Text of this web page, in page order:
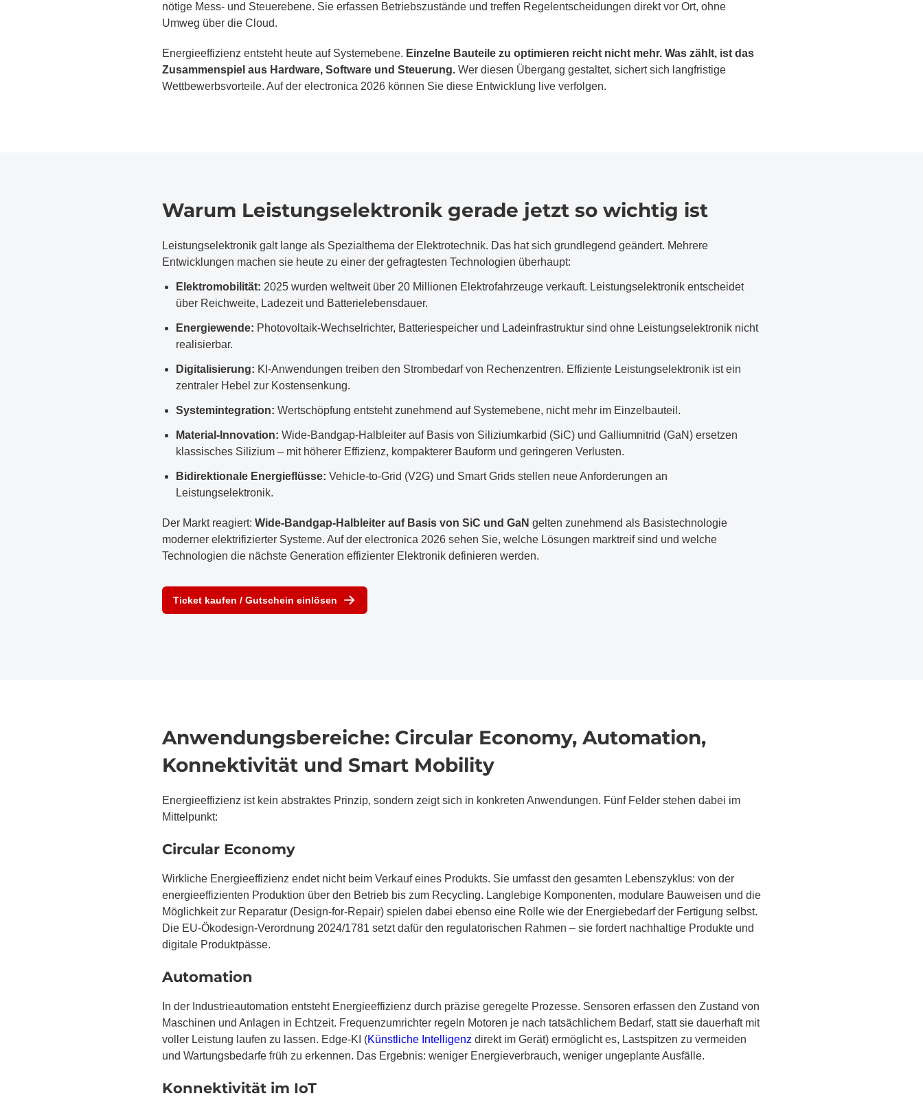
nötige Mess- und Steuerebene. Sie erfassen Betriebszustände und treffen Regelentscheidungen direkt vor Ort, ohne
Umweg über die Cloud.
Energieeffizienz entsteht heute auf Systemebene. Einzelne Bauteile zu optimieren reicht nicht mehr. Was zählt, ist das
Zusammenspiel aus Hardware, Software und Steuerung. Wer diesen Übergang gestaltet, sichert sich langfristige
Wettbewerbsvorteile. Auf der electronica 2026 können Sie diese Entwicklung live verfolgen.
Warum Leistungselektronik gerade jetzt so wichtig ist
Leistungselektronik galt lange als Spezialthema der Elektrotechnik. Das hat sich grundlegend geändert. Mehrere
Entwicklungen machen sie heute zu einer der gefragtesten Technologien überhaupt:
Elektromobilität: 2025 wurden weltweit über 20 Millionen Elektrofahrzeuge verkauft. Leistungselektronik entscheidet
über Reichweite, Ladezeit und Batterielebensdauer.
Energiewende: Photovoltaik-Wechselrichter, Batteriespeicher und Ladeinfrastruktur sind ohne Leistungselektronik nicht
realisierbar.
Digitalisierung: KI-Anwendungen treiben den Strombedarf von Rechenzentren. Effiziente Leistungselektronik ist ein
zentraler Hebel zur Kostensenkung.
Systemintegration: Wertschöpfung entsteht zunehmend auf Systemebene, nicht mehr im Einzelbauteil.
Material-Innovation: Wide-Bandgap-Halbleiter auf Basis von Siliziumkarbid (SiC) und Galliumnitrid (GaN) ersetzen
klassisches Silizium – mit höherer Effizienz, kompakterer Bauform und geringeren Verlusten.
Bidirektionale Energieflüsse: Vehicle-to-Grid (V2G) und Smart Grids stellen neue Anforderungen an
Leistungselektronik.
Der Markt reagiert: Wide-Bandgap-Halbleiter auf Basis von SiC und GaN gelten zunehmend als Basistechnologie
moderner elektrifizierter Systeme. Auf der electronica 2026 sehen Sie, welche Lösungen marktreif sind und welche
Technologien die nächste Generation effizienter Elektronik definieren werden.
Ticket kaufen / Gutschein einlösen
Anwendungsbereiche: Circular Economy, Automation,
Konnektivität und Smart Mobility
Energieeffizienz ist kein abstraktes Prinzip, sondern zeigt sich in konkreten Anwendungen. Fünf Felder stehen dabei im
Mittelpunkt:
Circular Economy
Wirkliche Energieeffizienz endet nicht beim Verkauf eines Produkts. Sie umfasst den gesamten Lebenszyklus: von der
energieeffizienten Produktion über den Betrieb bis zum Recycling. Langlebige Komponenten, modulare Bauweisen und die
Möglichkeit zur Reparatur (Design-for-Repair) spielen dabei ebenso eine Rolle wie der Energiebedarf der Fertigung selbst.
Die EU-Ökodesign-Verordnung 2024/1781 setzt dafür den regulatorischen Rahmen – sie fordert nachhaltige Produkte und
digitale Produktpässe.
Automation
In der Industrieautomation entsteht Energieeffizienz durch präzise geregelte Prozesse. Sensoren erfassen den Zustand von
Maschinen und Anlagen in Echtzeit. Frequenzumrichter regeln Motoren je nach tatsächlichem Bedarf, statt sie dauerhaft mit
voller Leistung laufen zu lassen. Edge-KI (Künstliche Intelligenz direkt im Gerät) ermöglicht es, Lastspitzen zu vermeiden
und Wartungsbedarfe früh zu erkennen. Das Ergebnis: weniger Energieverbrauch, weniger ungeplante Ausfälle.
Konnektivität im IoT